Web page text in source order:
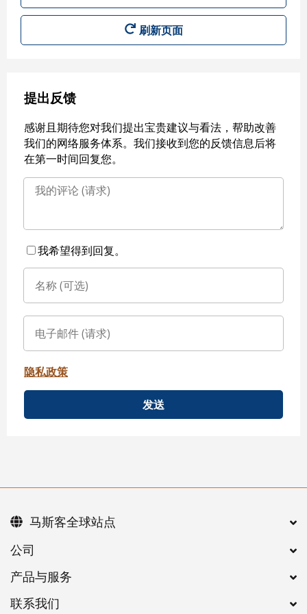
刷新页面
提出反馈
感谢且期待您对我们提出宝贵建议与看法，帮助改善
我们的网络服务体系。我们接收到您的反馈信息后将
在第一时间回复您。
我希望得到回复。
隐私政策
发送
公司
产品与服务
联系我们
马斯客全球站点